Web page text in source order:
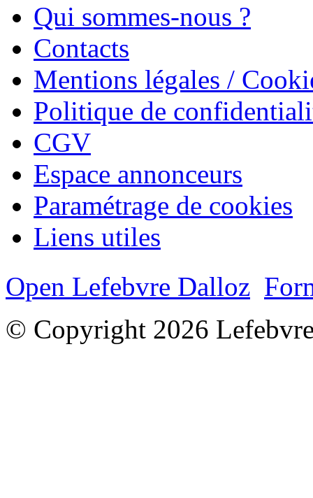
Qui sommes-nous ?
Contacts
Mentions légales /
Politique de
CGV
Espace annonceurs
Paramétrage de cookies
Liens utiles
Open Lefebvre Dalloz
© Copyright 2026